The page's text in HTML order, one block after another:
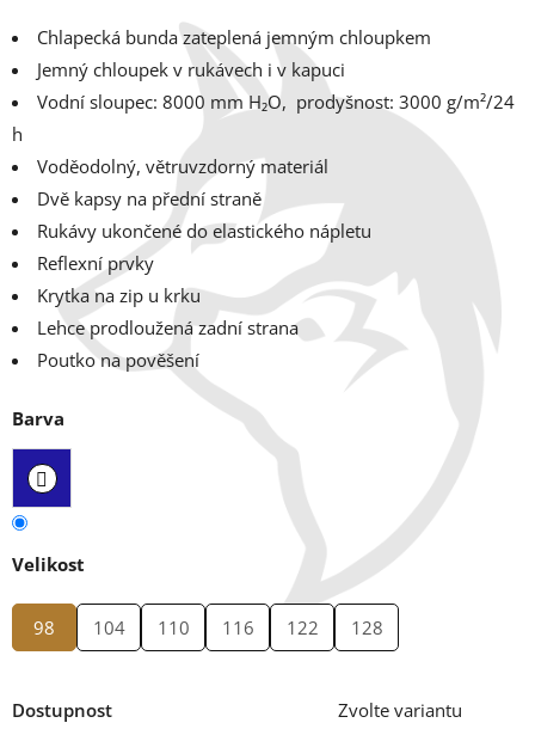
Chlapecká bunda zateplená jemným chloupkem
Jemný chloupek v rukávech i v kapuci
Vodní sloupec: 8000 mm H₂O, prodyšnost: 3000 g/m²/24
h
Voděodolný, větruvzdorný materiál
Dvě kapsy na přední straně
Rukávy ukončené do elastického nápletu
Reflexní prvky
Krytka na zip u krku
Lehce prodloužená zadní strana
Poutko na pověšení
Barva
Velikost
98 104 110 116 122 128
Dostupnost
Zvolte variantu